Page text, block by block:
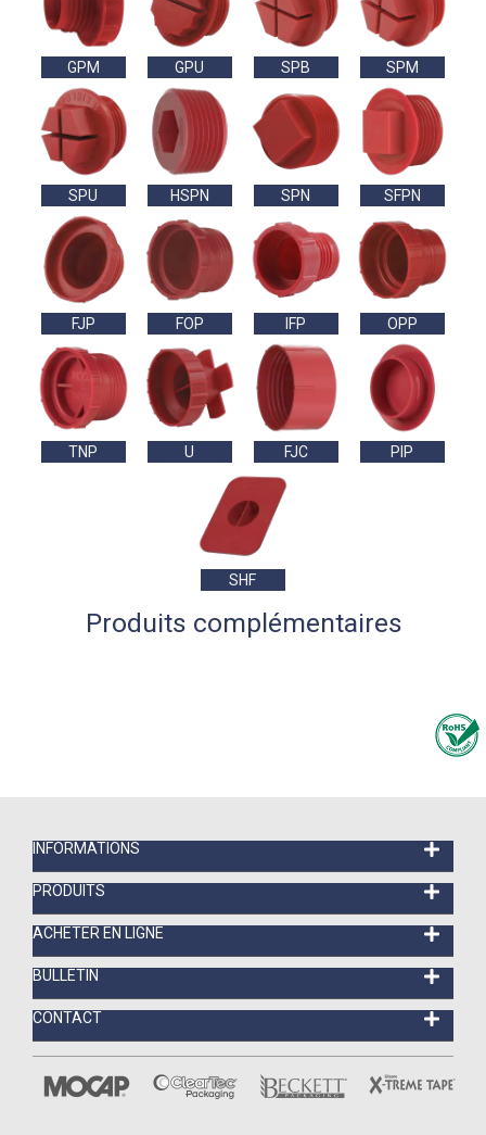
GPM GPU SPB SPM
SPU HSPN SPN SFPN
FJP FOP IFP OPP
TNP U FJC PIP
SHF
Produits complémentaires
INFORMATIONS
PRODUITS
ACHETER EN LIGNE
BULLETIN
CONTACT